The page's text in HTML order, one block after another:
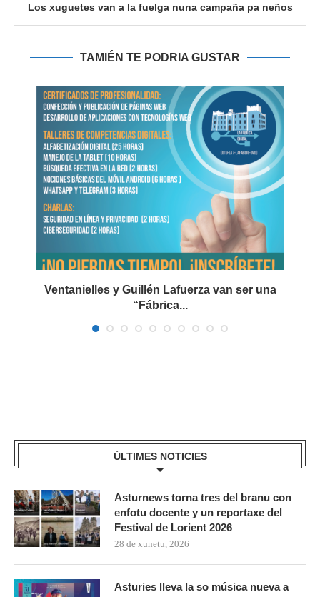
Los xuguetes van a la fuelga nuna campaña pa neños
TAMIÉN TE PODRIA GUSTAR
Ventanielles y Guillén Lafuerza van ser una
“Fábrica...
ÚLTIMES NOTICIES
Asturnews torna tres del branu con
enfotu docente y un reportaxe del
Festival de Lorient 2026
28 de xunetu, 2026
Asturies lleva la so música nueva a